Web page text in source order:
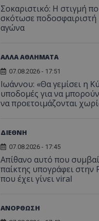
Σοκαριστικό: Η στιγμή
σκότωσε ποδοσφαιριστή
αγώνα
ΑΛΛΑ ΑΘΛΗΜΑΤΑ
07.08.2026 - 17:51
Ιωάννου: «Θα γεμίσει η
υποδομές για να
να προετοιμάζονται
ΔΙΕΘΝΗ
07.08.2026 - 17:45
Απίθανο αυτό που
παίκτης υπογράφει στην
που έχει γίνει viral
ΑΝΟΡΘΩΣΗ